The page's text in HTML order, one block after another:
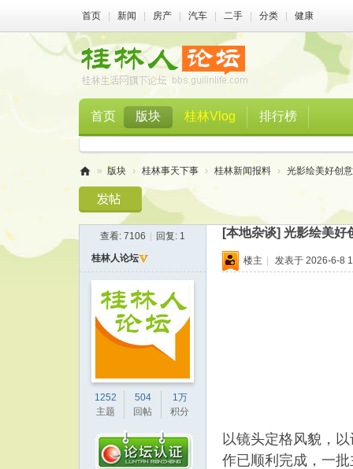
首页 新闻 房产 汽车 二手 分类 健康
首页 版块 桂林Vlog 排行榜
林
» 版块 › 桂林事天下事 › 桂林新闻报料 › 光影绘美好创
查看: 7106 回复: 1 [本地杂谈] 光影绘美好
桂林人论坛
1252
主题
504
回帖
1万
积分
楼主 | 发表于 2026-6-8
以镜头定格风貌，
作已顺利完成，一